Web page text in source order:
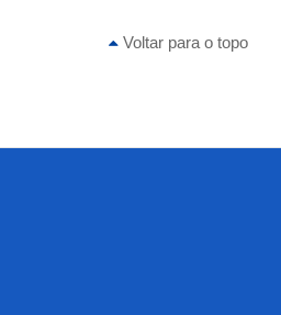
Voltar para o topo